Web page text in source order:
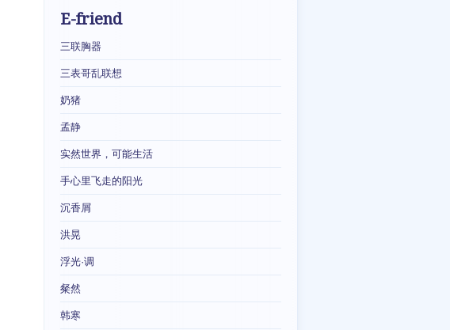
E-friend
三联胸器
三表哥乱联想
奶猪
孟静
实然世界，可能生活
手心里飞走的阳光
沉香屑
洪晃
浮光·调
粲然
韩寒